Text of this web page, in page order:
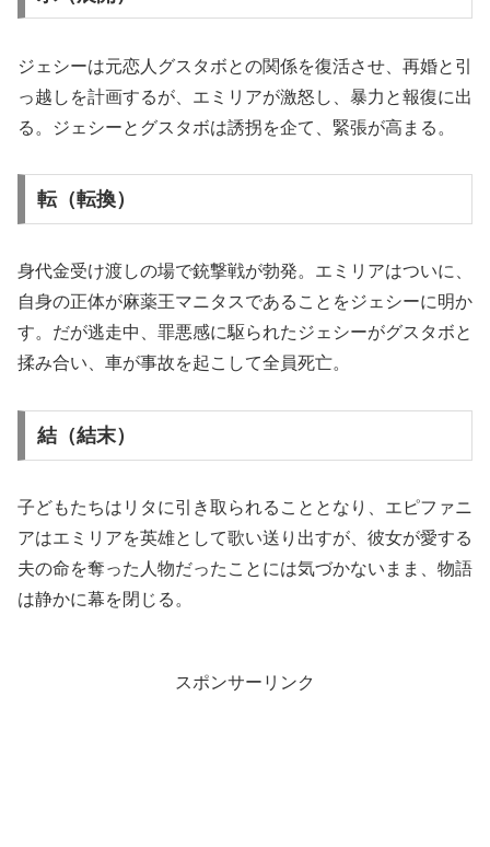
ジェシーは元恋人グスタボとの関係を復活させ、再婚と引
っ越しを計画するが、エミリアが激怒し、暴力と報復に出
る。ジェシーとグスタボは誘拐を企て、緊張が高まる。
転（転換）
身代金受け渡しの場で銃撃戦が勃発。エミリアはついに、
自身の正体が麻薬王マニタスであることをジェシーに明か
す。だが逃走中、罪悪感に駆られたジェシーがグスタボと
揉み合い、車が事故を起こして全員死亡。
結（結末）
子どもたちはリタに引き取られることとなり、エピファニ
アはエミリアを英雄として歌い送り出すが、彼女が愛する
夫の命を奪った人物だったことには気づかないまま、物語
は静かに幕を閉じる。
スポンサーリンク